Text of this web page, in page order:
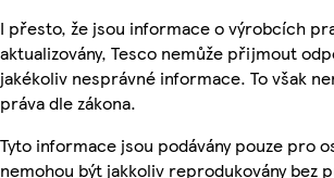
I přesto, že jsou informace o výrobcích
aktualizovány, Tesco nemůže přijmout
jakékoliv nesprávné informace. To však
práva dle zákona.
Tyto informace jsou podávány pouze pro
nemohou být jakkoliv reprodukovány bez